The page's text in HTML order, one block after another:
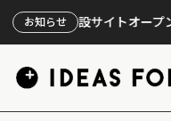
お知らせ
特設サイトオープン】映画